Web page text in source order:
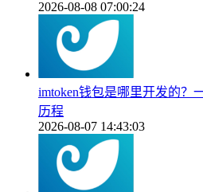
2026-08-08 07:00:24
imtoken钱包是哪里开发的？
历程
2026-08-07 14:43:03